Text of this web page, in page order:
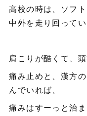
高校の時は、ソフ
中外を走り回ってい
肩こりが酷くて、
痛み止めと、漢方
んでいれば、
痛みはすーっと治ま